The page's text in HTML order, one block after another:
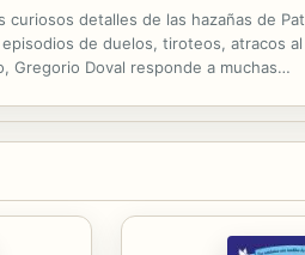
detalles de las hazañas de Pat
de duelos, tiroteos, atracos al
Gregorio Doval responde a muchas